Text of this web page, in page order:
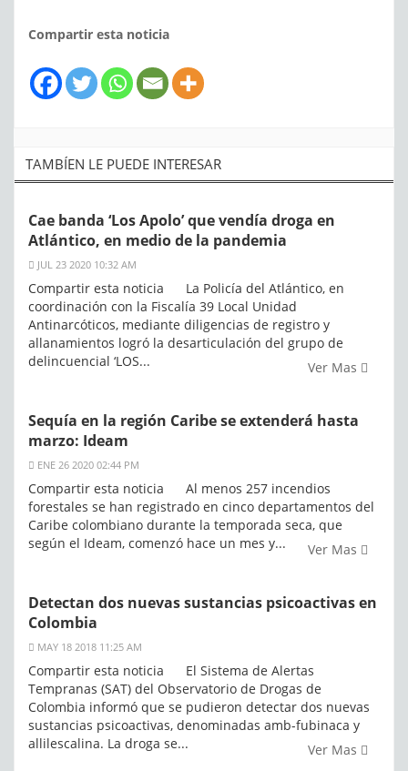
Compartir esta noticia
TAMBÍEN LE PUEDE INTERESAR
Cae banda ‘Los Apolo’ que vendía droga en
Atlántico, en medio de la pandemia
JUL 23 2020 10:32 AM
Compartir esta noticia La Policía del Atlántico, en
coordinación con la Fiscalía 39 Local Unidad
Antinarcóticos, mediante diligencias de registro y
allanamientos logró la desarticulación del grupo de
delincuencial ‘LOS...
Ver Mas
Sequía en la región Caribe se extenderá hasta
marzo: Ideam
ENE 26 2020 02:44 PM
Compartir esta noticia Al menos 257 incendios
forestales se han registrado en cinco departamentos del
Caribe colombiano durante la temporada seca, que
según el Ideam, comenzó hace un mes y...
Ver Mas
Detectan dos nuevas sustancias psicoactivas en
Colombia
MAY 18 2018 11:25 AM
Compartir esta noticia El Sistema de Alertas
Tempranas (SAT) del Observatorio de Drogas de
Colombia informó que se pudieron detectar dos nuevas
sustancias psicoactivas, denominadas amb-fubinaca y
allilescalina. La droga se...
Ver Mas